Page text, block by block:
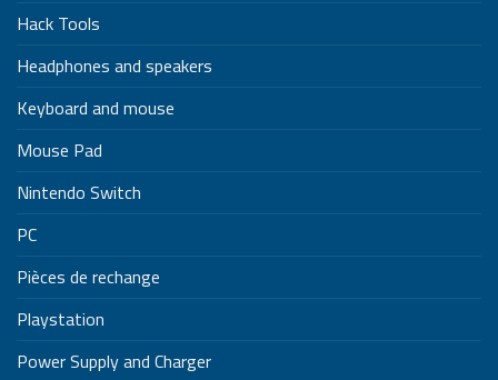
Hack Tools
Headphones and speakers
Keyboard and mouse
Mouse Pad
Nintendo Switch
PC
Pièces de rechange
Playstation
Power Supply and Charger